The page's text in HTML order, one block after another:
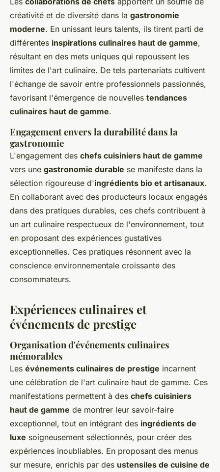
créativité et de diversité dans la gastronomie
moderne. En unissant leurs talents, ils tirent parti de
différentes inspirations culinaires haut de gamme,
résultant en des mets uniques qui repoussent les
limites de l'art culinaire. De tels partenariats cultivent
l'échange de savoir entre professionnels passionnés,
favorisant l'émergence de nouvelles tendances
culinaires haut de gamme.
Engagement envers la durabilité dans la
gastronomie
L'engagement des chefs cuisiniers haut de gamme
vers une gastronomie durable se manifeste dans la
sélection rigoureuse d'ingrédients bio et artisanaux.
En collaborant avec des producteurs locaux engagés
dans des pratiques durables, ces chefs contribuent à
un art culinaire respectueux de l'environnement, tout
en proposant des expériences gustatives
exceptionnelles. Ces pratiques résonnent avec la
conscience environnementale croissante des
consommateurs.
Expériences culinaires et
événements de prestige
Organisation d'événements culinaires
mémorables
Les événements culinaires de prestige incarnent
une célébration de l'art culinaire haut de gamme. Ces
manifestations permettent à des chefs cuisiniers
haut de gamme de montrer leur savoir-faire
exceptionnel, tout en intégrant des ingrédients de
luxe soigneusement sélectionnés, pour créer des
expériences inoubliables. En proposant des menus
sur mesure, enrichis par des ustensiles de cuisine de